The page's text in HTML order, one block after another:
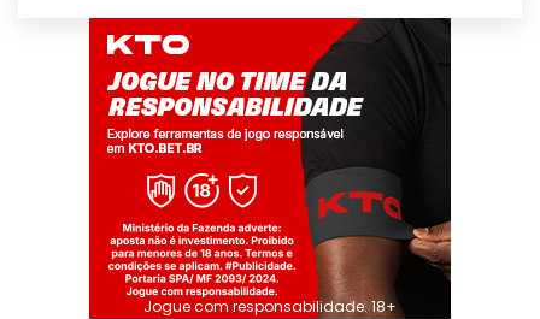
Jogue com responsabilidade. 18+